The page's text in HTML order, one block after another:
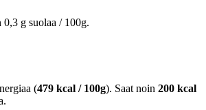
0,3 g suolaa / 100g.
(479 kcal / 100g). Saat noin 200 kcal